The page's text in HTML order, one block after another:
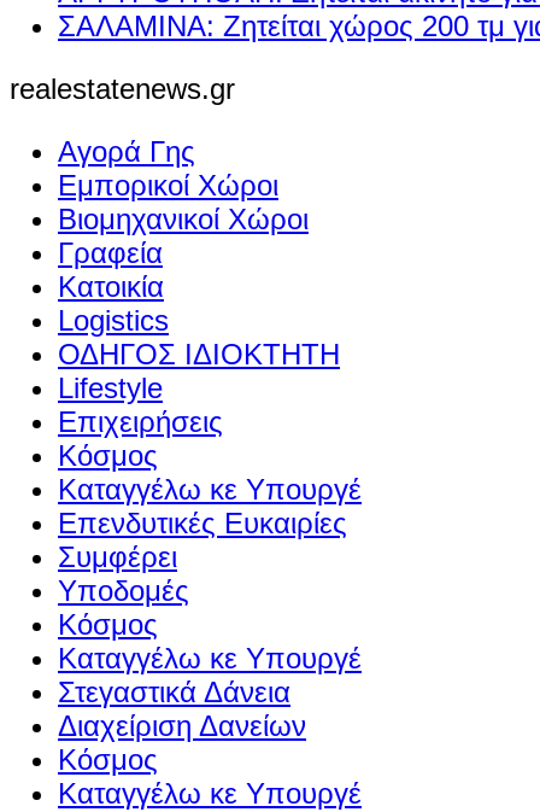
ΣΑΛΑΜΙΝΑ: Ζητείται χώρος 200 τμ
realestatenews.gr
Αγορά Γης
Εμπορικοί Χώροι
Βιομηχανικοί Χώροι
Γραφεία
Κατοικία
Logistics
ΟΔΗΓΟΣ ΙΔΙΟΚΤΗΤΗ
Lifestyle
Επιχειρήσεις
Κόσμος
Καταγγέλω κε Υπουργέ
Επενδυτικές Ευκαιρίες
Συμφέρει
Υποδομές
Κόσμος
Καταγγέλω κε Υπουργέ
Στεγαστικά Δάνεια
Διαχείριση Δανείων
Κόσμος
Καταγγέλω κε Υπουργέ